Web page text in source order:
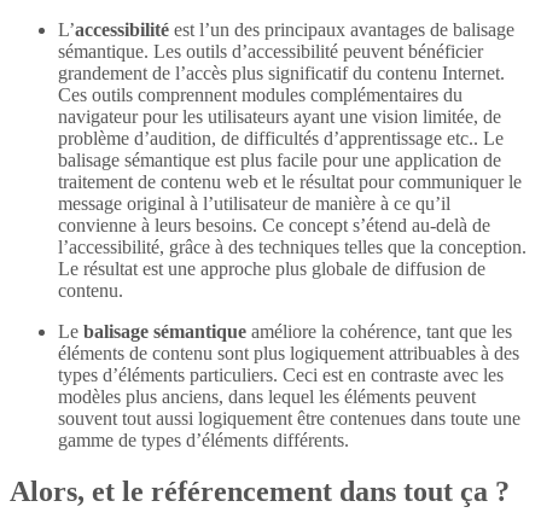
L’accessibilité est l’un des principaux avantages de balisage
sémantique. Les outils d’accessibilité peuvent bénéficier
grandement de l’accès plus significatif du contenu Internet.
Ces outils comprennent modules complémentaires du
navigateur pour les utilisateurs ayant une vision limitée, de
problème d’audition, de difficultés d’apprentissage etc.. Le
balisage sémantique est plus facile pour une application de
traitement de contenu web et le résultat pour communiquer le
message original à l’utilisateur de manière à ce qu’il
convienne à leurs besoins. Ce concept s’étend au-delà de
l’accessibilité, grâce à des techniques telles que la conception.
Le résultat est une approche plus globale de diffusion de
contenu.
Le balisage sémantique améliore la cohérence, tant que les
éléments de contenu sont plus logiquement attribuables à des
types d’éléments particuliers. Ceci est en contraste avec les
modèles plus anciens, dans lequel les éléments peuvent
souvent tout aussi logiquement être contenues dans toute une
gamme de types d’éléments différents.
Alors, et le référencement dans tout ça ?